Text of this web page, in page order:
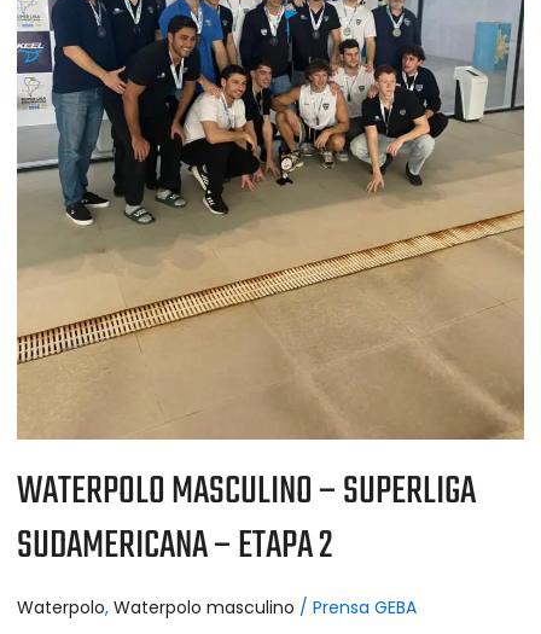
WATERPOLO MASCULINO – SUPERLIGA
SUDAMERICANA – ETAPA 2
Waterpolo, Waterpolo masculino / Prensa GEBA